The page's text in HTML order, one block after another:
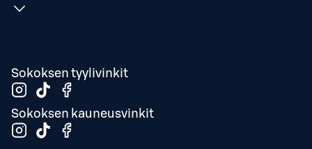
Sokoksen tyylivinkit
Sokoksen kauneusvinkit